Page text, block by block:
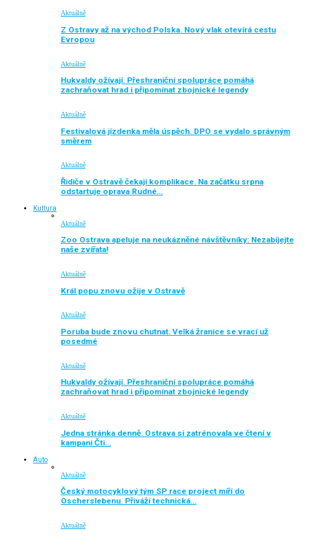
Aktuálně
Z Ostravy až na východ Polska. Nový vlak otevírá cestu
Evropou
Aktuálně
Hukvaldy ožívají. Přeshraniční spolupráce pomáhá
zachraňovat hrad i připomínat zbojnické legendy
Aktuálně
Festivalová jízdenka měla úspěch. DPO se vydalo správným
směrem
Aktuálně
Řidiče v Ostravě čekají komplikace. Na začátku srpna
odstartuje oprava Rudné…
Kultura
Aktuálně
Zoo Ostrava apeluje na neukázněné návštěvníky: Nezabíjejte
naše zvířata!
Aktuálně
Král popu znovu ožije v Ostravě
Aktuálně
Poruba bude znovu chutnat. Velká žranice se vrací už
posedmé
Aktuálně
Hukvaldy ožívají. Přeshraniční spolupráce pomáhá
zachraňovat hrad i připomínat zbojnické legendy
Aktuálně
Jedna stránka denně. Ostrava si zatrénovala ve čtení v
kampani Čti…
Auto
Aktuálně
Český motocyklový tým SP race project míří do
Oscherslebenu. Přiváží technická…
Aktuálně